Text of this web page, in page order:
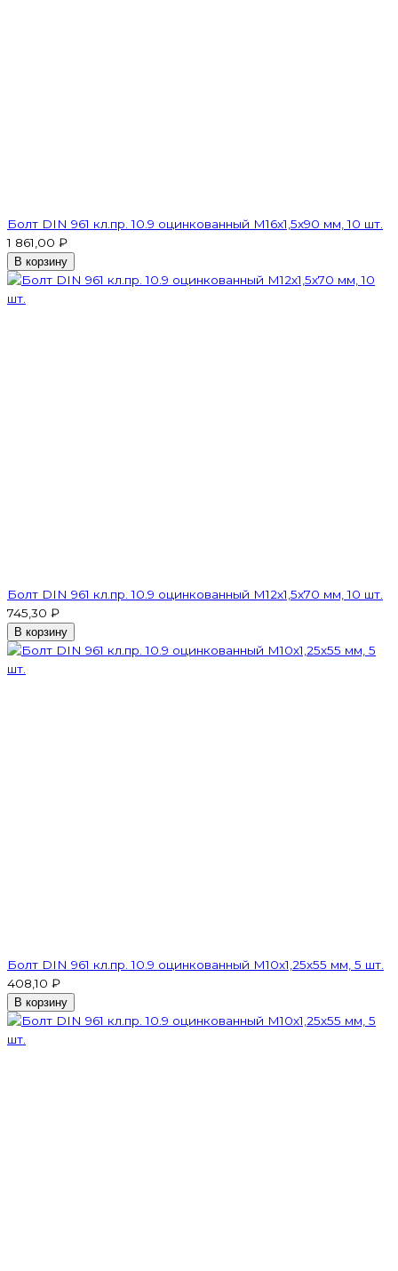
Болт DIN 961 кл.пр. 10.9 оцинкованный М16х1,5х90 мм, 10 шт.
1 861,00 ₽
В корзину
Болт DIN 961 кл.пр. 10.9 оцинкованный М12х1,5х70 мм, 10 шт.
745,30 ₽
В корзину
Болт DIN 961 кл.пр. 10.9 оцинкованный М10х1,25х55 мм, 5 шт.
408,10 ₽
В корзину